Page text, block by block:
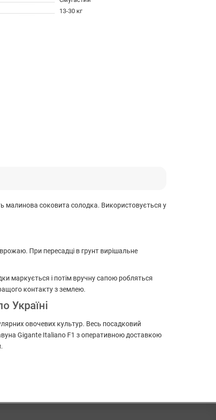
13-30 кг
малинова соковита солодка. Використовується у
При пересадці в грунт вирішальне
маркується і потім вручну сапою робляться
контакту з землею.
Україні
овочевих культур. Весь посадковий
Gigante Italiano F1 з оперативною доставкою